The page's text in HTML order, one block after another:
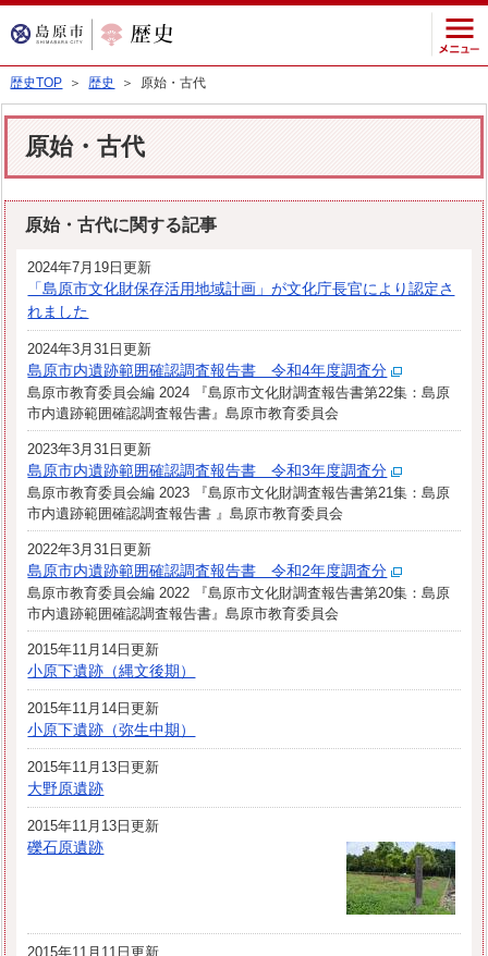
歴史TOP ＞歴史 ＞ 原始・古代
原始・古代
原始・古代に関する記事
2024年7月19日更新
「島原市文化財保存活用地域計画」が文化庁長官により認定さ
れました
2024年3月31日更新
島原市内遺跡範囲確認調査報告書 令和4年度調査分
島原市教育委員会編 2024 『島原市文化財調査報告書第22集：島原
市内遺跡範囲確認調査報告書』島原市教育委員会
2023年3月31日更新
島原市内遺跡範囲確認調査報告書 令和3年度調査分
島原市教育委員会編 2023 『島原市文化財調査報告書第21集：島原
市内遺跡範囲確認調査報告書 』島原市教育委員会
2022年3月31日更新
島原市内遺跡範囲確認調査報告書 令和2年度調査分
島原市教育委員会編 2022 『島原市文化財調査報告書第20集：島原
市内遺跡範囲確認調査報告書』島原市教育委員会
2015年11月14日更新
小原下遺跡（縄文後期）
2015年11月14日更新
小原下遺跡（弥生中期）
2015年11月13日更新
大野原遺跡
2015年11月13日更新
礫石原遺跡
2015年11月11日更新